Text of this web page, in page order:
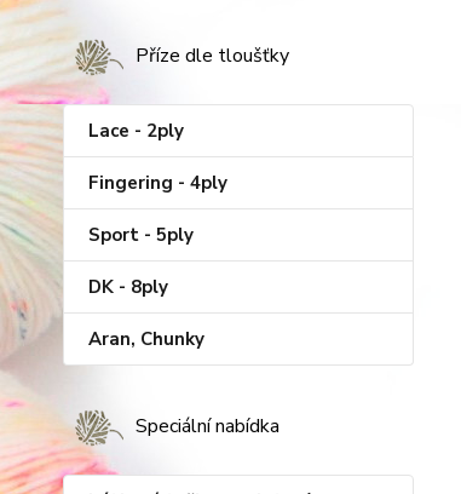
Příze dle tloušťky
Lace - 2ply
Fingering - 4ply
Sport - 5ply
DK - 8ply
Aran, Chunky
Speciální nabídka